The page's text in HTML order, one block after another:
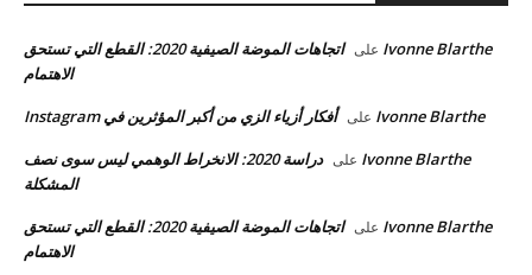
Ivonne Blarthe على
اتجاهات الموضة الصيفية 2020: القطع التي تستحق
الاهتمام
Ivonne Blarthe على أفكار أزياء الزي من أكبر المؤثرين في Instagram
Ivonne Blarthe على
دراسة 2020: الانخراط الوهمي ليس سوى نصف
المشكلة
Ivonne Blarthe على
اتجاهات الموضة الصيفية 2020: القطع التي تستحق
الاهتمام